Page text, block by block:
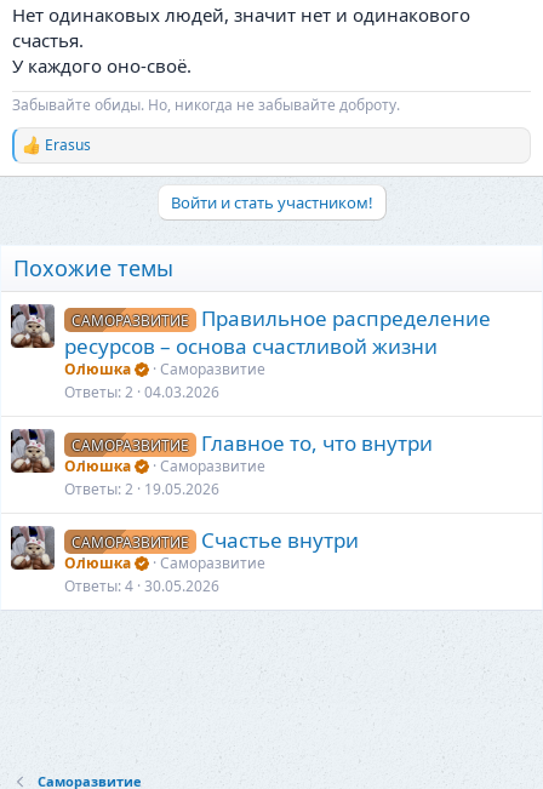
Нет одинаковых людей, значит нет и одинакового
счастья.
У каждого оно-своё.
Забывайте обиды. Но, никогда не забывайте доброту.
Р
е
и
и
:
Erasus
Войти и стать участником!
Похожие темы
САМОРАЗВИТИЕ
Правильное распределение
ресурсов – основа счастливой жизни
Олюшка
Саморазвитие
Ответы 2 04.03.2026
САМОРАЗВИТИЕ Главное то, что внутри
Олюшка
Саморазвитие
Ответы 2 19.05.2026
САМОРАЗВИТИЕ Счастье внутри
Олюшка
Саморазвитие
Ответы 4 30.05.2026
Саморазвитие